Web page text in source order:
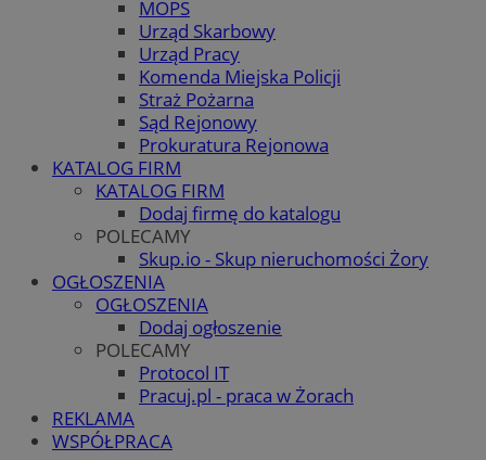
MOPS
Urząd Skarbowy
Urząd Pracy
Komenda Miejska Policji
Straż Pożarna
Sąd Rejonowy
Prokuratura Rejonowa
KATALOG FIRM
KATALOG FIRM
Dodaj firmę do katalogu
POLECAMY
Skup.io - Skup nieruchomości Żory
OGŁOSZENIA
OGŁOSZENIA
Dodaj ogłoszenie
POLECAMY
Protocol IT
Pracuj.pl - praca w Żorach
REKLAMA
WSPÓŁPRACA